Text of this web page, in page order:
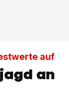
auf
an